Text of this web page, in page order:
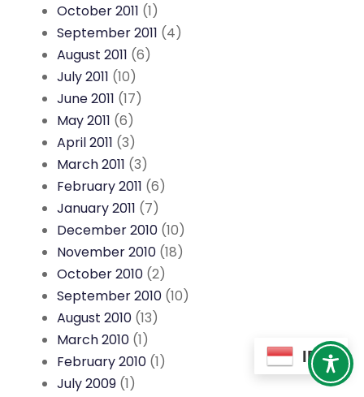
October 2011 (1)
September 2011 (4)
August 2011 (6)
July 2011 (10)
June 2011 (17)
May 2011 (6)
April 2011 (3)
March 2011 (3)
February 2011 (6)
January 2011 (7)
December 2010 (10)
November 2010 (18)
October 2010 (2)
September 2010 (10)
August 2010 (13)
March 2010 (1)
February 2010 (1)
July 2009 (1)
ID